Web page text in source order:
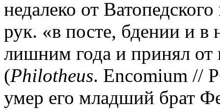
недалеко от
рук. «в посте, бдении и в
лишним года и принял от
(Philotheus. Encomium //
умер его младший брат